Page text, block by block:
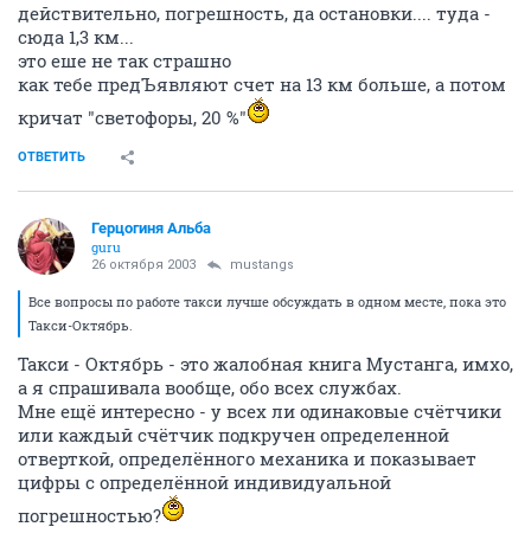
действительно, погрешность, да остановки.... туда -
сюда 1,3 км...
это еше не так страшно
как тебе предЪявляют счет на 13 км больше, а потом
кричат "светофоры, 20 %"
ОТВЕТИТЬ
Герцогиня Альба
guru
26 октября 2003 mustangs
Все вопросы по работе такси лучше обсуждать в одном месте, пока это
Такси-Октябрь.
Такси - Октябрь - это жалобная книга Мустанга, имхо,
а я спрашивала вообще, обо всех службах.
Мне ещё интересно - у всех ли одинаковые счётчики
или каждый счётчик подкручен определенной
отверткой, определённого механика и показывает
цифры с определённой индивидуальной
погрешностью?